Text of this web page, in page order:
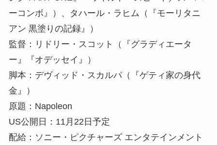
ーコンボ』）、タハール・ラヒム（『モーリタニ
アン 黒塗りの記録』）
監督：リドリー・スコット（『グラディエータ
ー』『オデッセイ』）
脚本：デヴィッド・スカルパ（『ゲティ家の身代
金』）
原題：Napoleon
US公開日：11月22日予定
配給：ソニー・ピクチャーズ エンタテインメント